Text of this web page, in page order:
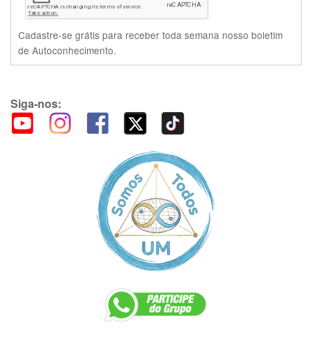
Cadastre-se grátis para receber toda semana nosso boletim
de Autoconhecimento.
Siga-nos: